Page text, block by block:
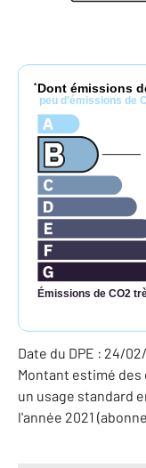
* Dont émissions
peu d'émissions de
Émissions de CO2
Date du DPE : 24/
Montant estimé
un usage standard
l'année 2021